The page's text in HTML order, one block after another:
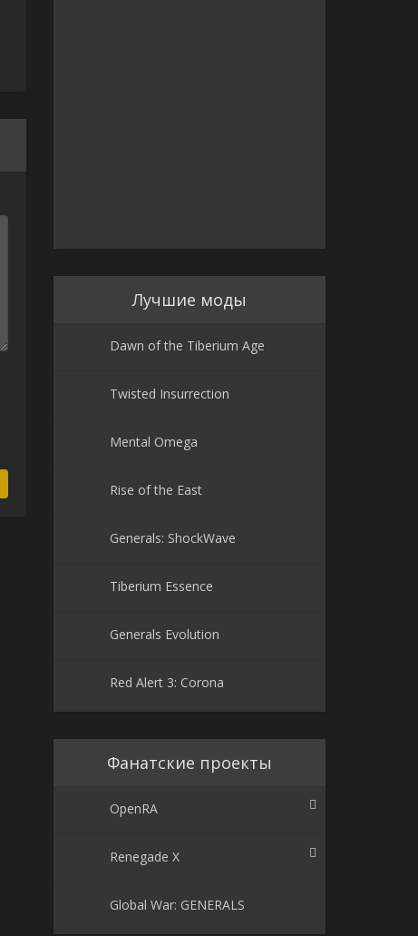
Лучшие моды
Dawn of the Tiberium Age
Twisted Insurrection
Mental Omega
Rise of the East
Generals: ShockWave
Tiberium Essence
Generals Evolution
Red Alert 3: Corona
Фанатские проекты
OpenRA
Renegade X
Global War: GENERALS